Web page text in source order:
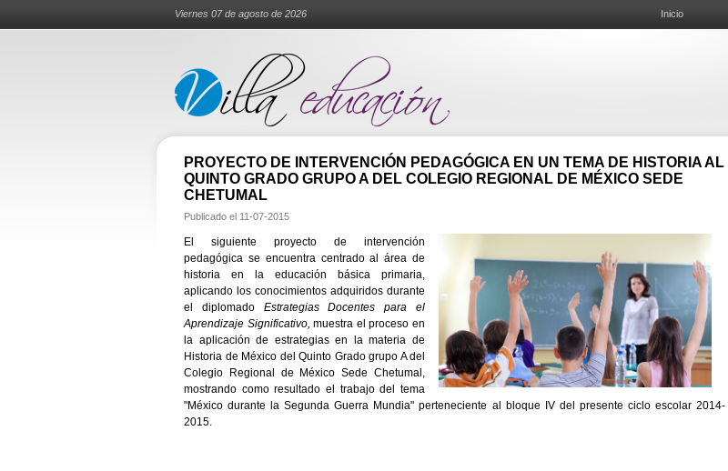
Viernes 07 de agosto de 2026 Inicio
PROYECTO DE INTERVENCIÓN PEDAGÓGICA EN UN TEMA DE HISTORIA AL
QUINTO GRADO GRUPO A DEL COLEGIO REGIONAL DE MÉXICO SEDE
CHETUMAL
Publicado el 11-07-2015
El siguiente proyecto de intervención
pedagógica se encuentra centrado al área de
historia en la educación básica primaria,
aplicando los conocimientos adquiridos durante
el diplomado Estrategias Docentes para el
Aprendizaje Significativo,muestra el proceso en
la aplicación de estrategias en la materia de
Historia de México del Quinto Grado grupo A del
Colegio Regional de México Sede Chetumal,
mostrando como resultado el trabajo del tema
"México durante la Segunda Guerra Mundia" perteneciente al bloque IV del presente ciclo escolar 2014-
2015.